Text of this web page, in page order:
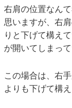
右肩の位置なん
思いますが、右
りと下げて構え
が開いてしまっ
この場合は、右
よりも下げて構